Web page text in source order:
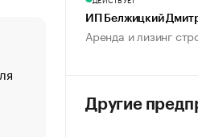
«Деньги будут не
ИП Белжицкий
Аренда и лизинг
Другие